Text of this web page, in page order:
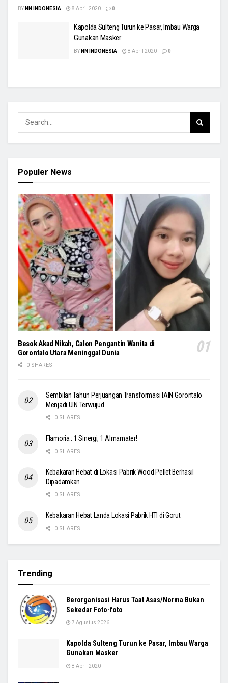
BY NN INDONESIA 8 April 2020 0
Kapolda Sulteng Turun ke Pasar, Imbau Warga
Gunakan Masker
BY NN INDONESIA 8 April 2020 0
Populer News
Besok Akad Nikah, Calon Pengantin Wanita di
Gorontalo Utara Meninggal Dunia
0 SHARES
Sembilan Tahun Perjuangan Transformasi IAIN Gorontalo
Menjadi UIN Terwujud
0 SHARES
Flamoria : 1 Sinergi, 1 Almamater!
0 SHARES
Kebakaran Hebat di Lokasi Pabrik Wood Pellet Berhasil
Dipadamkan
0 SHARES
Kebakaran Hebat Landa Lokasi Pabrik HTI di Gorut
0 SHARES
Trending
Berorganisasi Harus Taat Asas/Norma Bukan
Sekedar Foto-foto
7 Agustus 2026
Kapolda Sulteng Turun ke Pasar, Imbau Warga
Gunakan Masker
8 April 2020